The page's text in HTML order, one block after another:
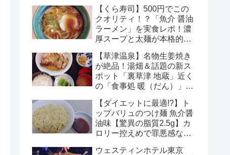
【くら寿司】500円でこの
クオリティ！？「魚介 醤油
ラーメン」を実食レポ！濃
厚スープと太麺が本格的す
【草津温泉】名物生姜焼き
が絶品！湯畑＆話題の新ス
ポット「裏草津 地蔵」近く
の「食事処 暖（だん）」正
【ダイエットに最適!?】ト
ップバリュのつけ麺 魚介醤
油味【驚異の脂質2.5g】カ
ロリー控えめで罪悪感なし
ウェスティンホテル東京